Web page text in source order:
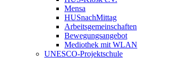
Mensa
HUSnachMittag
Arbeitsgemeinschaften
Bewegungsangebot
Mediothek mit WLAN
UNESCO-Projektschule